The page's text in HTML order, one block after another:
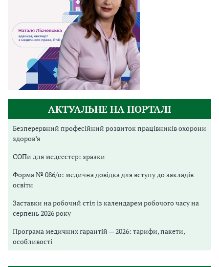
АКТУАЛЬНЕ НА ПОРТАЛІ
Безперервний професійний розвиток працівників охорони
здоров’я
СОПи для медсестер: зразки
Форма № 086/о: медична довідка для вступу до закладів
освіти
Заставки на робочий стіл із календарем робочого часу на
серпень 2026 року
Програма медичних гарантій — 2026: тарифи, пакети,
особливості